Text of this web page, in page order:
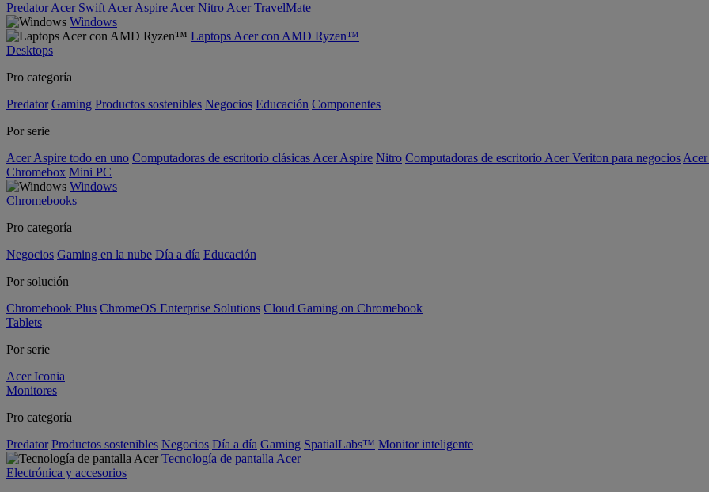
Predator Acer Swift Acer Aspire Acer Nitro Acer TravelMate
Windows
Laptops Acer con AMD Ryzen™
Desktops
Pro categoría
Predator Gaming Productos sostenibles Negocios Educación Componentes
Por serie
Acer Aspire todo en uno Computadoras de escritorio clásicas Acer Aspire Nitro Computadoras de escritorio Acer Veriton para negocios
Chromebox Mini PC
Windows
Chromebooks
Pro categoría
Negocios Gaming en la nube Día a día Educación
Por solución
Chromebook Plus ChromeOS Enterprise Solutions Cloud Gaming on Chromebook
Tablets
Por serie
Acer Iconia
Monitores
Pro categoría
Predator Productos sostenibles Negocios Día a día Gaming SpatialLabs™ Monitor inteligente
Tecnología de pantalla Acer
Electrónica y accesorios